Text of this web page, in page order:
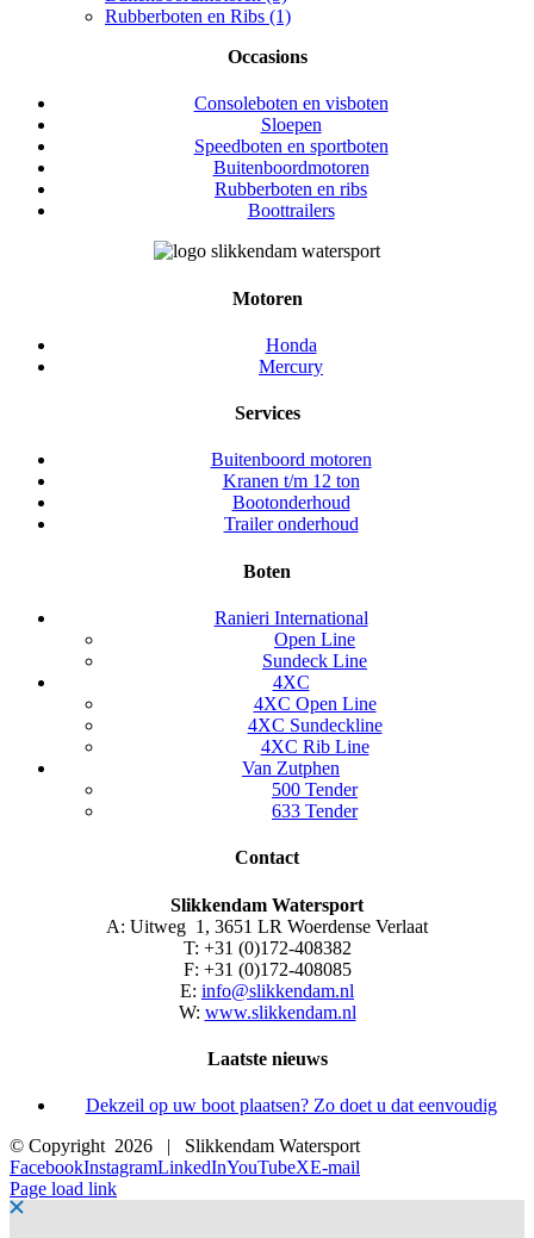
Rubberboten en Ribs (1)
Occasions
Consoleboten en visboten
Sloepen
Speedboten en sportboten
Buitenboordmotoren
Rubberboten en ribs
Boottrailers
Motoren
Honda
Mercury
Services
Buitenboord motoren
Kranen t/m 12 ton
Bootonderhoud
Trailer onderhoud
Boten
Ranieri International
Open Line
Sundeck Line
4XC
4XC Open Line
4XC Sundeckline
4XC Rib Line
Van Zutphen
500 Tender
633 Tender
Contact
Slikkendam Watersport
A: Uitweg 1, 3651 LR Woerdense Verlaat
T: +31 (0)172-408382
F: +31 (0)172-408085
E: info@slikkendam.nl
W: www.slikkendam.nl
Laatste nieuws
Dekzeil op uw boot plaatsen? Zo doet u dat eenvoudig
© Copyright 2026 | Slikkendam Watersport
FacebookInstagramLinkedInYouTubeXE-mail
Page load link